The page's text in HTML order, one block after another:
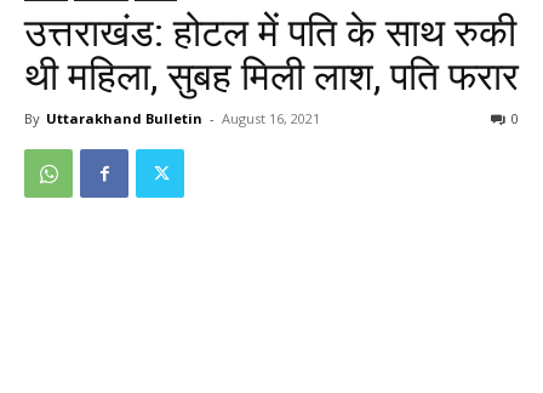
उत्तराखंड: होटल में पति के साथ रुकी
थी महिला, सुबह मिली लाश, पति फरार
By Uttarakhand Bulletin - August 16, 2021 0